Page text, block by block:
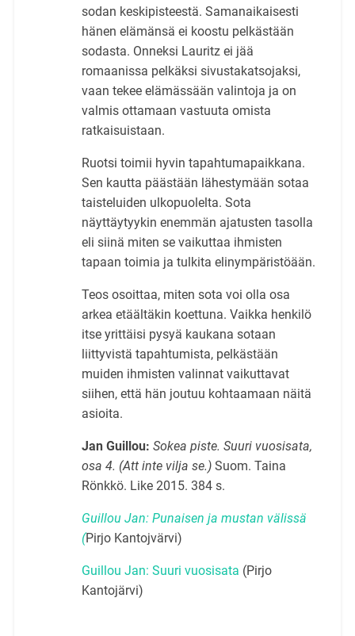
sodan keskipisteestä. Samanaikaisesti
hänen elämänsä ei koostu pelkästään
sodasta. Onneksi Lauritz ei jää
romaanissa pelkäksi sivustakatsojaksi,
vaan tekee elämässään valintoja ja on
valmis ottamaan vastuuta omista
ratkaisuistaan.
Ruotsi toimii hyvin tapahtumapaikkana.
Sen kautta päästään lähestymään sotaa
taisteluiden ulkopuolelta. Sota
näyttäytyykin enemmän ajatusten tasolla
eli siinä miten se vaikuttaa ihmisten
tapaan toimia ja tulkita elinympäristöään.
Teos osoittaa, miten sota voi olla osa
arkea etäältäkin koettuna. Vaikka henkilö
itse yrittäisi pysyä kaukana sotaan
liittyvistä tapahtumista, pelkästään
muiden ihmisten valinnat vaikuttavat
siihen, että hän joutuu kohtaamaan näitä
asioita.
Jan Guillou: Sokea piste. Suuri vuosisata,
osa 4. (Att inte vilja se.)Suom. Taina
Rönkkö. Like 2015. 384 s.
Guillou Jan: Punaisen ja mustan välissä
(Pirjo Kantojvärvi)
Guillou Jan: Suuri vuosisata (Pirjo
Kantojärvi)